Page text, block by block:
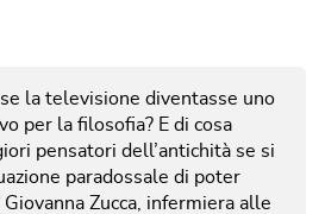
la televisione diventasse uno
per la filosofia? E di cosa
pensatori dell’antichità se si
paradossale di poter
Zucca, infermiera alle